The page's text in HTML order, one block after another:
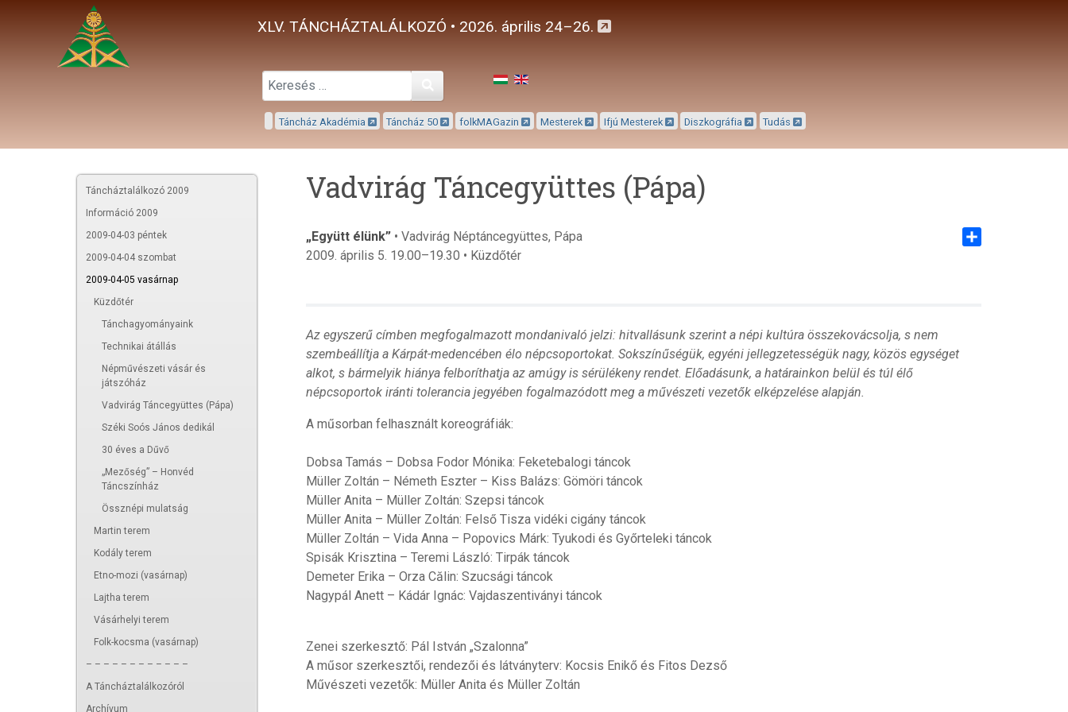
XLV. TÁNCHÁZTALÁLKOZÓ • 2026. április 24–26.
Keresés
Táncház Akadémia Táncház 50 folkMAGazin Mesterek Ifjú Mesterek Diszkográfia Tudás
Táncháztalálkozó 2009
Információ 2009
2009-04-03 péntek
2009-04-04 szombat
2009-04-05 vasárnap
Küzdőtér
Tánchagyományaink
Technikai átállás
Népművészeti vásár és
játszóház
Vadvirág Táncegyüttes (Pápa)
Széki Soós János dedikál
30 éves a Dűvő
„Mezőség” – Honvéd
Táncszínház
Össznépi mulatság
Martin terem
Kodály terem
Etno-mozi (vasárnap)
Lajtha terem
Vásárhelyi terem
Folk-kocsma (vasárnap)
– – – – – – – – – – – –
A Táncháztalálkozóról
Archívum
Vadvirág Táncegyüttes (Pápa)
„Együtt élünk” • Vadvirág Néptáncegyüttes, Pápa
2009. április 5. 19.00–19.30 • Küzdőtér
Az egyszerű címben megfogalmazott mondanivaló jelzi: hitvallásunk szerint a népi kultúra összekovácsolja, s nem
szembeállítja a Kárpát-medencében élo népcsoportokat. Sokszínűségük, egyéni jellegzetességük nagy, közös egységet
alkot, s bármelyik hiánya felboríthatja az amúgy is sérülékeny rendet. Előadásunk, a határainkon belül és túl élő
népcsoportok iránti tolerancia jegyében fogalmazódott meg a művészeti vezetők elképzelése alapján.
A műsorban felhasznált koreográfiák:
Dobsa Tamás – Dobsa Fodor Mónika: Feketebalogi táncok
Müller Zoltán – Németh Eszter – Kiss Balázs: Gömöri táncok
Müller Anita – Müller Zoltán: Szepsi táncok
Müller Anita – Müller Zoltán: Felső Tisza vidéki cigány táncok
Müller Zoltán – Vida Anna – Popovics Márk: Tyukodi és Győrteleki táncok
Spisák Krisztina – Teremi László: Tirpák táncok
Demeter Erika – Orza Călin: Szucsági táncok
Nagypál Anett – Kádár Ignác: Vajdaszentiványi táncok
Zenei szerkesztő: Pál István „Szalonna”
A műsor szerkesztői, rendezői és látványterv: Kocsis Enikő és Fitos Dezső
Művészeti vezetők: Müller Anita és Müller Zoltán